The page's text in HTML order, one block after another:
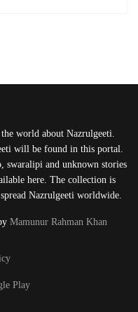
world about Nazrulgeeti.
will be found in this portal.
swaralipi and unknown stories
here. The collection is
Nazrulgeeti worldwide.
Mamunur Rahman Khan